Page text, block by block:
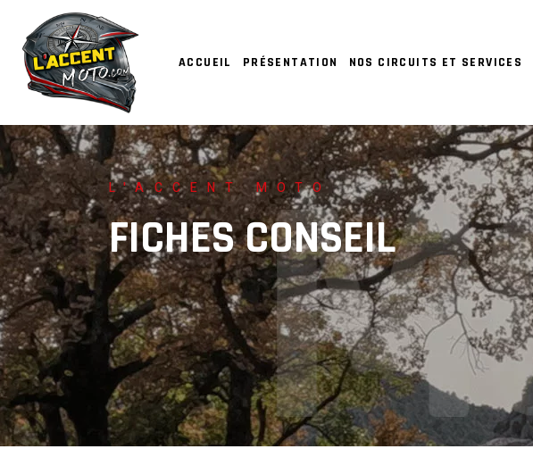
ACCUEIL PRÉSENTATION NOS CIRCUITS ET SERVICES
L'ACCENT MOTO
FICHES CONSEIL